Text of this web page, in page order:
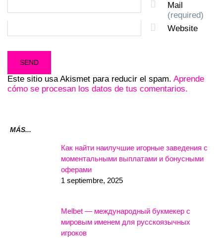
Mail
(required)
Website
Este sitio usa Akismet para reducir el spam. Aprende
cómo se procesan los datos de tus comentarios.
MÁS...
Как найти наилучшие игорные заведения с
моментальными выплатами и бонусными
оферами
1 septiembre, 2025
Melbet — международный букмекер с
мировым именем для русскоязычных
игроков